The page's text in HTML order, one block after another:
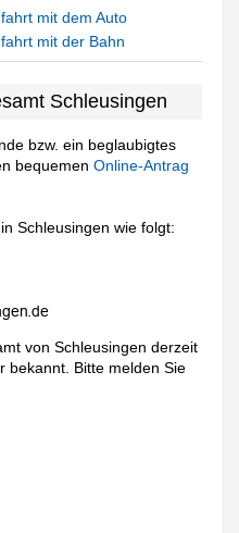
mit dem Auto
mit der Bahn
Schleusingen
bzw. ein beglaubigtes
bequemenOnline-Antrag
Schleusingen wie folgt:
von Schleusingen derzeit
bekannt. Bitte melden Sie